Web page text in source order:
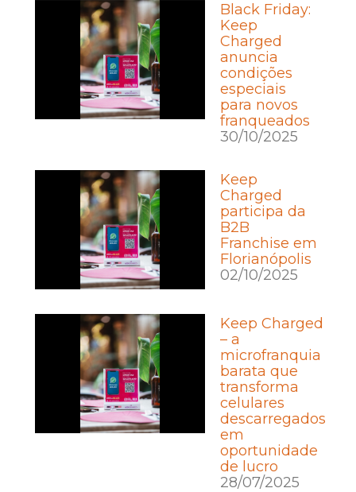
Black Friday:
Keep
Charged
anuncia
condições
especiais
para novos
franqueados
30/10/2025
Keep
Charged
participa da
B2B
Franchise em
Florianópolis
02/10/2025
Keep Charged
– a
microfranquia
barata que
transforma
celulares
descarregados
em
oportunidade
de lucro
28/07/2025